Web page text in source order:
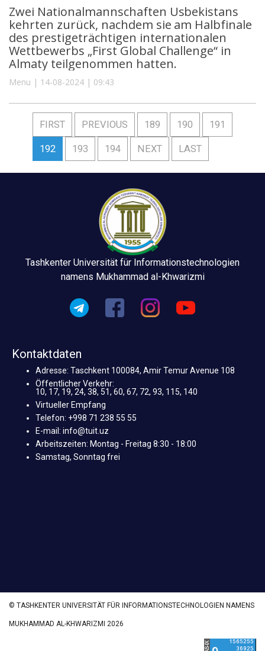
Zwei Nationalmannschaften Usbekistans
kehrten zurück, nachdem sie am Halbfinale
des prestigeträchtigen internationalen
Wettbewerbs „First Global Challenge“ in
Almaty teilgenommen hatten.
Menu | 14-08-2024 | 09:43
FIRST PREVIOUS 189 190 191
192 193 194 NEXT LAST
Tashkenter Universität für Informationstechnologien
namens Mukhammad al-Khwarizmi
Kontaktdaten
Adresse: Taschkent 100084, Amir Temur Avenue 108
Öffentlicher Verkehr:
10, 17, 19, 24, 38, 51, 60, 67, 72, 93, 115, 140
Virtueller Empfang
Telefon: +998 71 238 55 55
E-mail: info@tuit.uz
Arbeitszeiten: Montag - Freitag 8:30 - 18:00
Samstag, Sonntag frei
© TASHKENTER UNIVERSITÄT FÜR INFORMATIONSTECHNOLOGIEN NAMENS
MUKHAMMAD AL-KHWARIZMI 2026